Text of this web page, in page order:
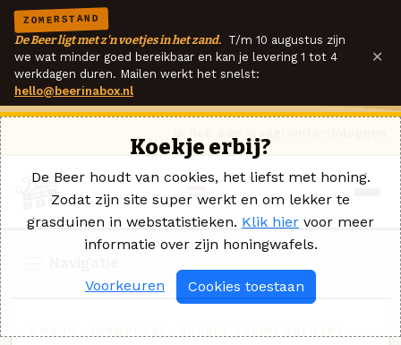
ZOMERSTAND
De Beer ligt met z'n voetjes in het zand. T/m 10 augustus zijn
we wat minder goed bereikbaar en kan je levering 1 tot 4
werkdagen duren. Mailen werkt het snelst:
hello@beerinabox.nl
×
Koekje erbij?
De Beer houdt van cookies, het liefst met honing.
Zodat zijn site super werkt en om lekker te
grasduinen in webstatistieken. Klik hier voor meer
informatie over zijn honingwafels.
Voorkeuren Cookies toestaan